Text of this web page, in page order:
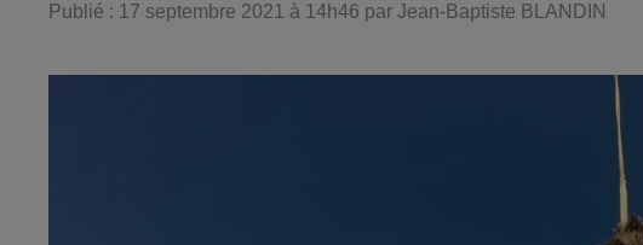
Publié : 17 septembre 2021 à 14h46 par Jean-Baptiste BLANDIN